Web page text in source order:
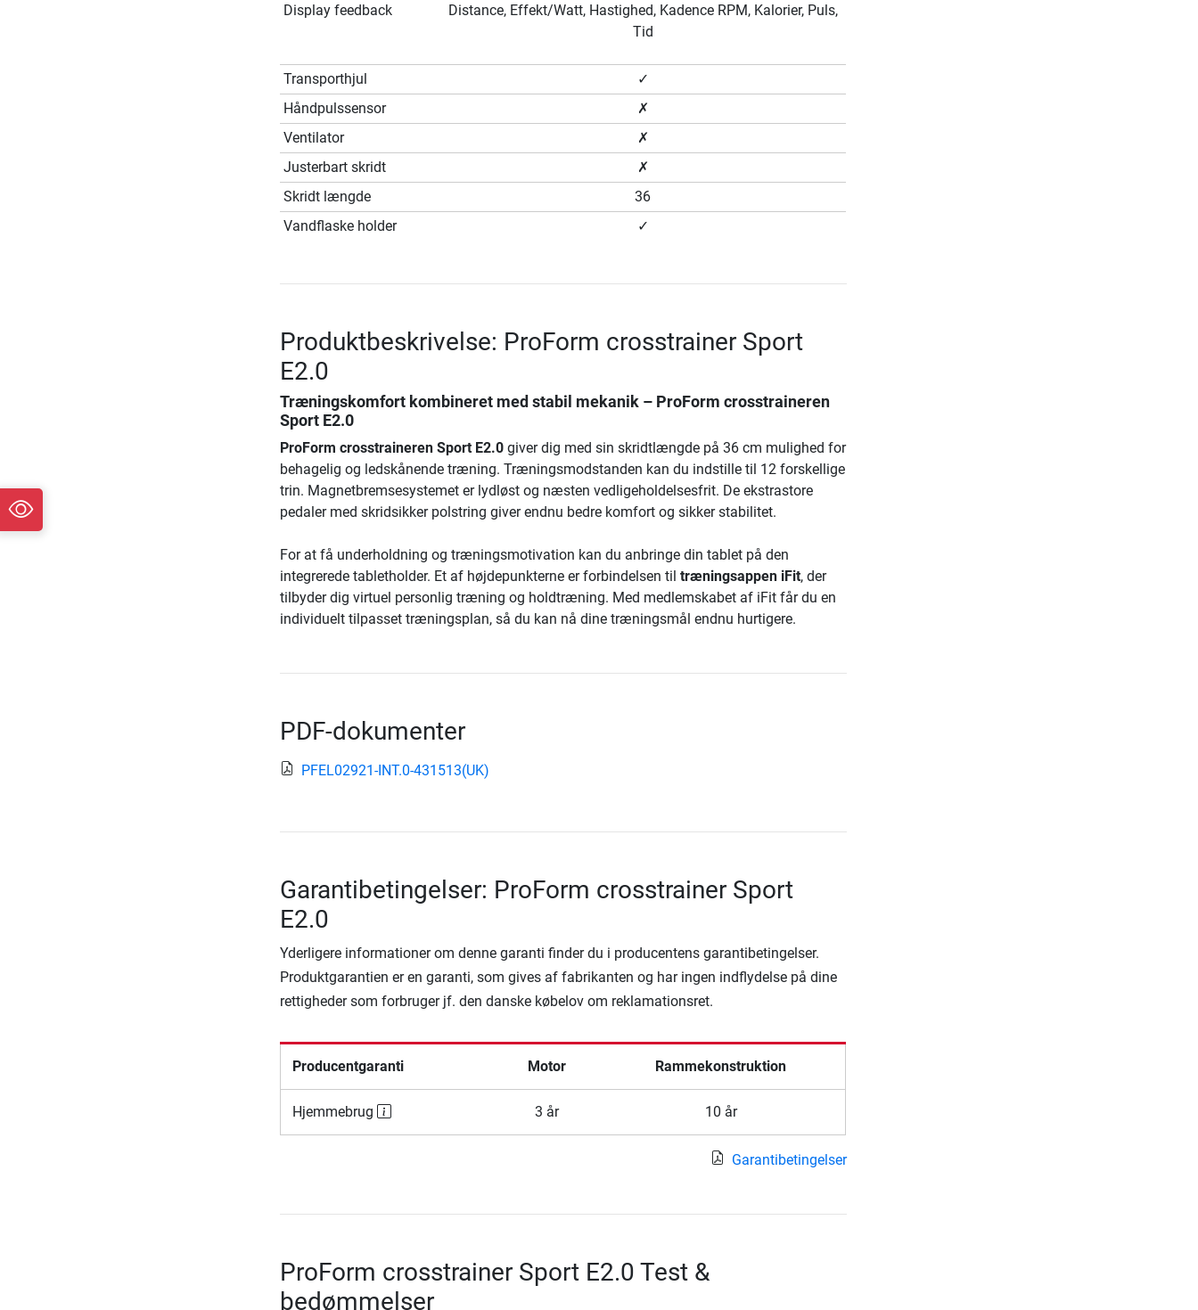
Display feedback
Distance, Effekt/Watt, Hastighed, Kadence RPM, Kalorier, Puls,
Tid
Transporthjul
✓
Håndpulssensor
✗
Ventilator
✗
Justerbart skridt
✗
Skridt længde
36
Vandflaske holder
✓
Produktbeskrivelse: ProForm crosstrainer Sport
E2.0
Træningskomfort kombineret med stabil mekanik – ProForm crosstraineren
Sport E2.0
ProForm crosstraineren Sport E2.0giver dig med sin skridtlængde på 36 cm mulighed for
behagelig og ledskånende træning. Træningsmodstanden kan du indstille til 12 forskellige
trin. Magnetbremsesystemet er lydløst og næsten vedligeholdelsesfrit. De ekstrastore
pedaler med skridsikker polstring giver endnu bedre komfort og sikker stabilitet.
For at få underholdning og træningsmotivation kan du anbringe din tablet på den
integrerede tabletholder. Et af højdepunkterne er forbindelsen til træningsappen iFit, der
tilbyder dig virtuel personlig træning og holdtræning. Med medlemskabet af iFit får du en
individuelt tilpasset træningsplan, så du kan nå dine træningsmål endnu hurtigere.
PDF-dokumenter
PFEL02921-INT.0-431513(UK)
Garantibetingelser: ProForm crosstrainer Sport
E2.0
Yderligere informationer om denne garanti finder du i producentens garantibetingelser.
Produktgarantien er en garanti, som gives af fabrikanten og har ingen indflydelse på dine
rettigheder som forbruger jf. den danske købelov om reklamationsret.
Producentgaranti Motor Rammekonstruktion
Hjemmebrug 3 år 10 år
Garantibetingelser
ProForm crosstrainer Sport E2.0 Test &
bedømmelser